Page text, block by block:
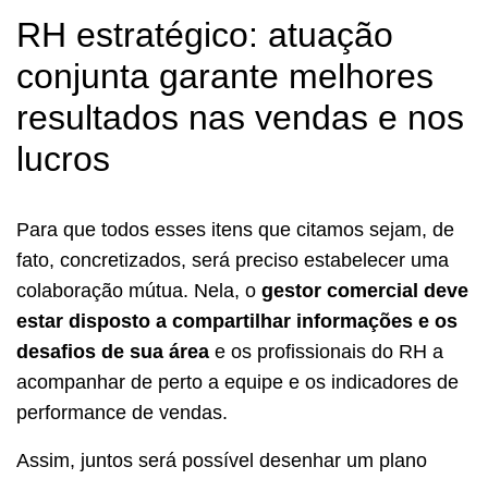
RH estratégico: atuação
conjunta garante melhores
resultados nas vendas e nos
lucros
Para que todos esses itens que citamos sejam, de
fato, concretizados, será preciso estabelecer uma
colaboração mútua. Nela, o gestor comercial deve
estar disposto a compartilhar informações e os
desafios de sua área e os profissionais do RH a
acompanhar de perto a equipe e os indicadores de
performance de vendas.
Assim, juntos será possível desenhar um plano